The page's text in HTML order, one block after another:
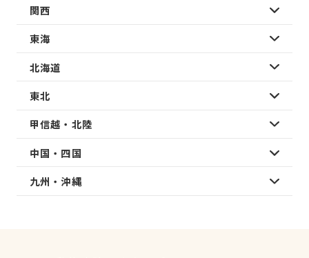
関西
東海
北海道
東北
甲信越・北陸
中国・四国
九州・沖縄